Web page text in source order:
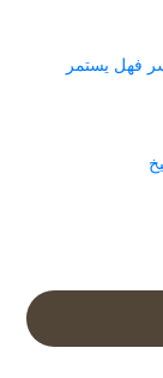
فهل يستمر